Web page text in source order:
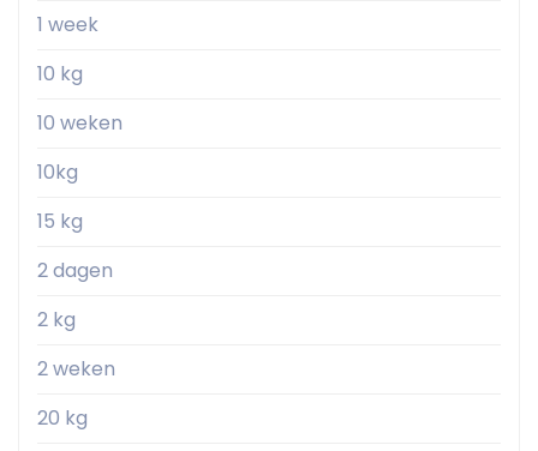
1 week
10 kg
10 weken
10kg
15 kg
2 dagen
2 kg
2 weken
20 kg